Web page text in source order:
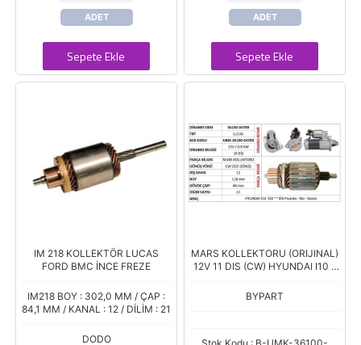
ADET
Sepete Ekle
ADET
Sepete Ekle
IM 218 KOLLEKTÖR LUCAS
FORD BMC İNCE FREZE
IM218 BOY : 302,0 MM / ÇAP :
84,1 MM / KANAL : 12 / DİLİM : 21
DODO
MARS KOLLEKTORU (ORIJINAL)
12V 11 DIS (CW) HYUNDAI I10 -
STONIC (BOY: 118MM - GOVDE
BYPART